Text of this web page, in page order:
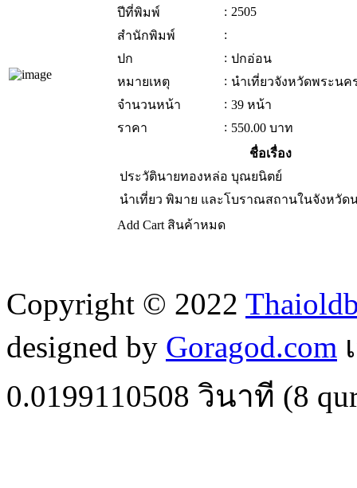
ปีที่พิมพ์
: 2505
สำนักพิมพ์
:
ปก
: ปกอ่อน
หมายเหตุ
: นำเที่ยวจังหวัดพระนค
จำนวนหน้า
: 39 หน้า
ราคา
: 550.00 บาท
ชื่อเรื่อง
ประวัตินายทองหล่อ บุณยนิตย์
นำเที่ยว พิมาย และโบราณสถานในจังหวัด
Add Cart สินค้าหมด
Copyright © 2022
designed by Goragod.com
0.0199110508 วินาที (8